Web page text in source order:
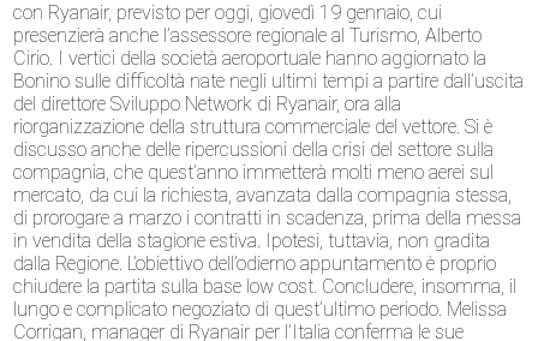
con Ryanair, previsto per oggi, giovedì 19 gennaio, cui
presenzierà anche l’assessore regionale al Turismo, Alberto
Cirio. I vertici della società aeroportuale hanno aggiornato la
Bonino sulle difficoltà nate negli ultimi tempi a partire dall’uscita
del direttore Sviluppo Network di Ryanair, ora alla
riorganizzazione della struttura commerciale del vettore. Si è
discusso anche delle ripercussioni della crisi del settore sulla
compagnia, che quest’anno immetterà molti meno aerei sul
mercato, da cui la richiesta, avanzata dalla compagnia stessa,
di prorogare a marzo i contratti in scadenza, prima della messa
in vendita della stagione estiva. Ipotesi, tuttavia, non gradita
dalla Regione. L’obiettivo dell’odierno appuntamento è proprio
chiudere la partita sulla base low cost. Concludere, insomma, il
lungo e complicato negoziato di quest’ultimo periodo. Melissa
Corrigan, manager di Ryanair per l’Italia conferma le sue